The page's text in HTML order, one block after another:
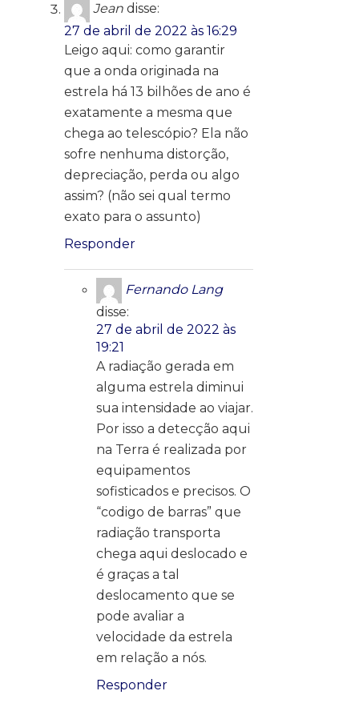
Jean disse:
27 de abril de 2022 às 16:29
Leigo aqui: como garantir
que a onda originada na
estrela há 13 bilhões de ano é
exatamente a mesma que
chega ao telescópio? Ela não
sofre nenhuma distorção,
depreciação, perda ou algo
assim? (não sei qual termo
exato para o assunto)
Responder
Fernando Lang
disse:
27 de abril de 2022 às
19:21
A radiação gerada em
alguma estrela diminui
sua intensidade ao viajar.
Por isso a detecção aqui
na Terra é realizada por
equipamentos
sofisticados e precisos. O
“codigo de barras” que
radiação transporta
chega aqui deslocado e
é graças a tal
deslocamento que se
pode avaliar a
velocidade da estrela
em relação a nós.
Responder